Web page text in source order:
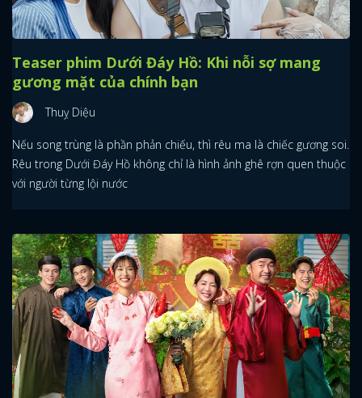
Teaser phim Dưới Đáy Hồ: Khi nỗi sợ mang
gương mặt của chính bạn
Thuỵ Diệu
Nếu song trùng là phần phản chiếu, thì rêu ma là chiếc gương soi.
Rêu trong Dưới Đáy Hồ không chỉ là hình ảnh ghê rợn quen thuộc
với người từng lội nước